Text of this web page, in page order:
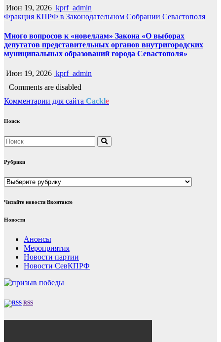
Июн 19, 2026 kprf_admin
Фракция КПРФ в Законодательном Собрании Севастополя
Много вопросов к «новеллам» Закона «О выборах
депутатов представительных органов внутригородских
муниципальных образований города Севастополя»
Июн 19, 2026 kprf_admin
Comments are disabled
Комментарии для сайта Cackle
Поиск
Рубрики
Рубрики
Читайте новости Вконтакте
Новости
Анонсы
Мероприятия
Новости партии
Новости СевКПРФ
RSS